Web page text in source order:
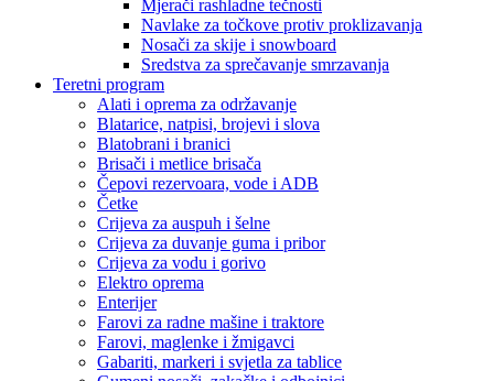
Mjerači rashladne tečnosti
Navlake za točkove protiv proklizavanja
Nosači za skije i snowboard
Sredstva za sprečavanje smrzavanja
Teretni program
Alati i oprema za održavanje
Blatarice, natpisi, brojevi i slova
Blatobrani i branici
Brisači i metlice brisača
Čepovi rezervoara, vode i ADB
Četke
Crijeva za auspuh i šelne
Crijeva za duvanje guma i pribor
Crijeva za vodu i gorivo
Elektro oprema
Enterijer
Farovi za radne mašine i traktore
Farovi, maglenke i žmigavci
Gabariti, markeri i svjetla za tablice